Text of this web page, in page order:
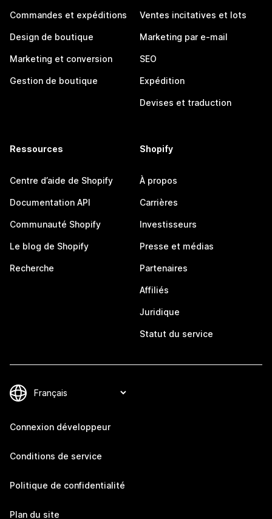
Commandes et expéditions
Design de boutique
Marketing et conversion
Gestion de boutique
Ventes incitatives et lots
Marketing par e-mail
SEO
Expédition
Devises et traduction
Ressources
Centre d’aide de Shopify
Documentation API
Communauté Shopify
Le blog de Shopify
Recherche
Shopify
À propos
Carrières
Investisseurs
Presse et médias
Partenaires
Affiliés
Juridique
Statut du service
Connexion développeur
Conditions de service
Politique de confidentialité
Plan du site